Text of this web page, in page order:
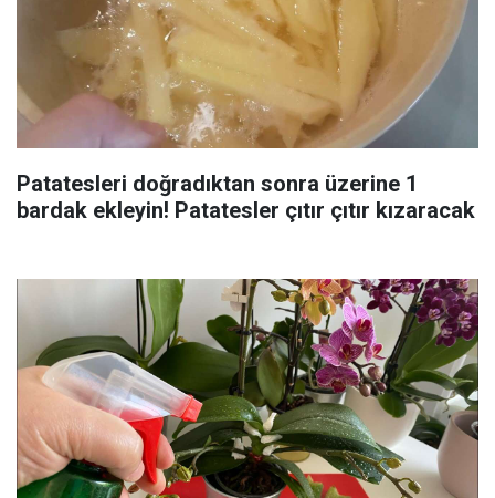
Patatesleri doğradıktan sonra üzerine 1
bardak ekleyin! Patatesler çıtır çıtır kızaracak